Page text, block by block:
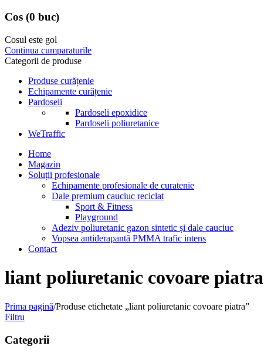
Cos (0 buc)
Cosul este gol
Continua cumparaturile
Categorii de produse
Produse curățenie
Echipamente curățenie
Pardoseli
Pardoseli epoxidice
Pardoseli poliuretanice
WeTraffic
Home
Magazin
Soluții profesionale
Echipamente profesionale de curatenie
Dale premium cauciuc reciclat
Sport & Fitness
Playground
Adeziv poliuretanic gazon sintetic și dale cauciuc
Vopsea antiderapantă PMMA trafic intens
Contact
liant poliuretanic covoare piatra
Prima pagină/Produse etichetate „liant poliuretanic covoare piatra”
Filtru
Categorii